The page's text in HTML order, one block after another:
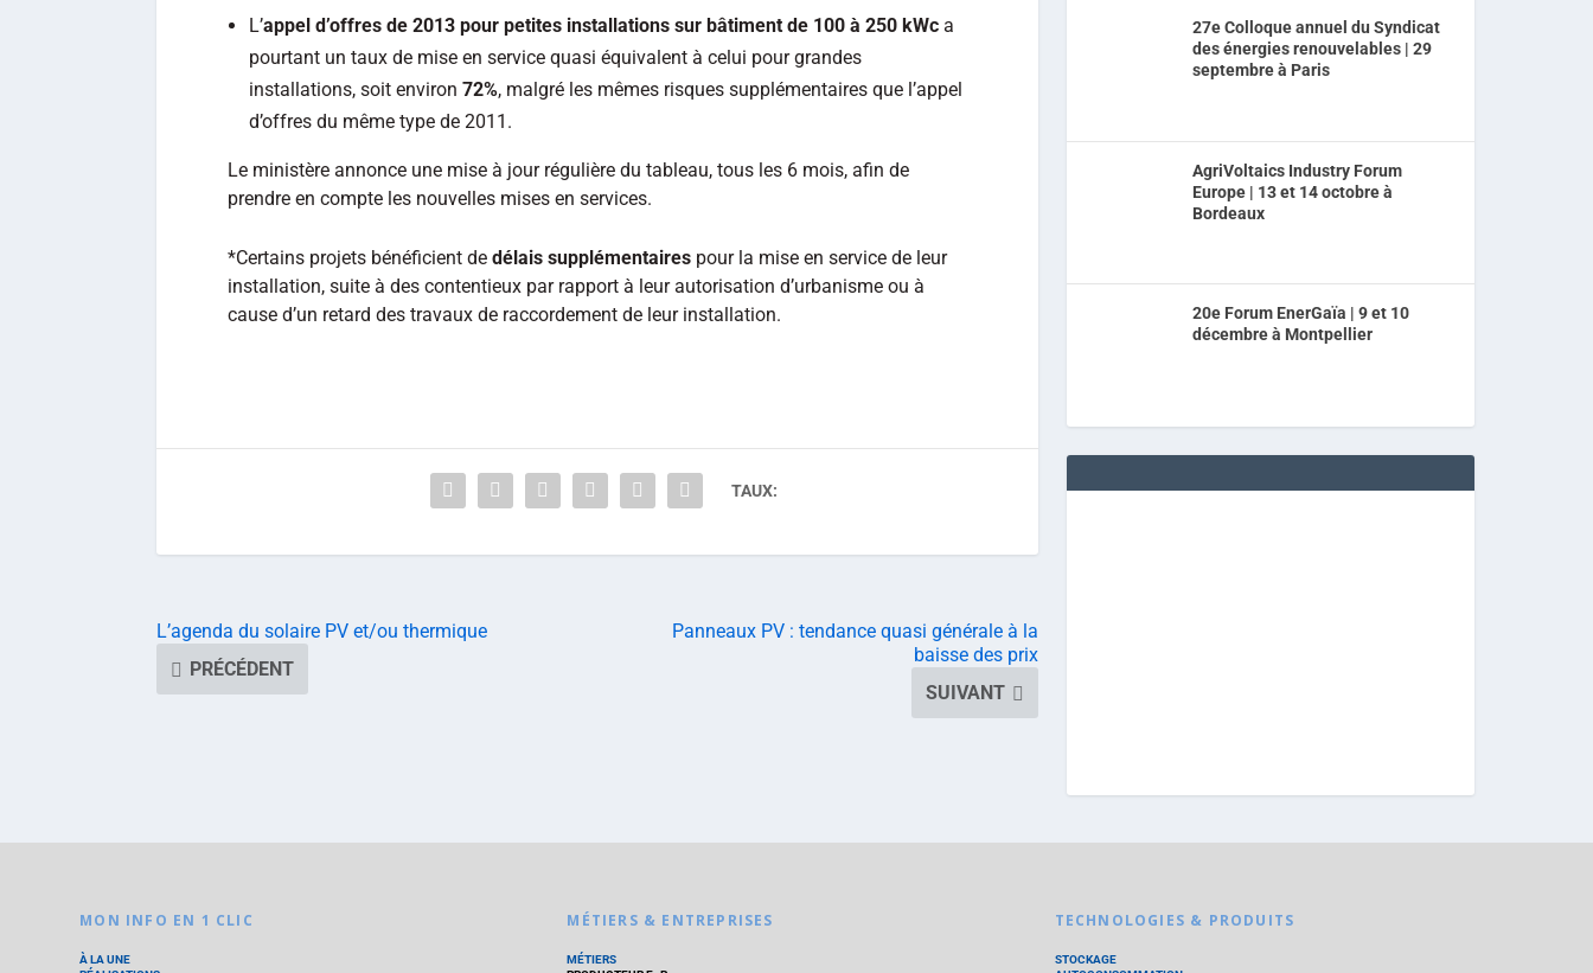
L’appel d’offres de 2013 pour petites installations sur bâtiment de 100 à 250 kWc a
pourtant un taux de mise en service quasi équivalent à celui pour grandes
installations, soit environ72%, malgré les mêmes risques supplémentaires que l’appel
d’offres du même type de 2011.
Le ministère annonce une mise à jour régulière du tableau, tous les 6 mois, afin de
prendre en compte les nouvelles mises en services.
*Certains projets bénéficient de délais supplémentaires pour la mise en service de leur
installation, suite à des contentieux par rapport à leur autorisation d’urbanisme ou à
cause d’un retard des travaux de raccordement de leur installation.
TAUX:
L’agenda du solaire PV et/ou thermique
PRÉCÉDENT
Panneaux PV : tendance quasi générale à la
baisse des prix
SUIVANT
27e Colloque annuel du Syndicat
des énergies renouvelables | 29
septembre à Paris
AgriVoltaics Industry Forum
Europe | 13 et 14 octobre à
Bordeaux
20e Forum EnerGaïa | 9 et 10
décembre à Montpellier
MON INFO EN 1 CLIC
À LA UNE
MÉTIERS & ENTREPRISES
MÉTIERS
TECHNOLOGIES & PRODUITS
STOCKAGE